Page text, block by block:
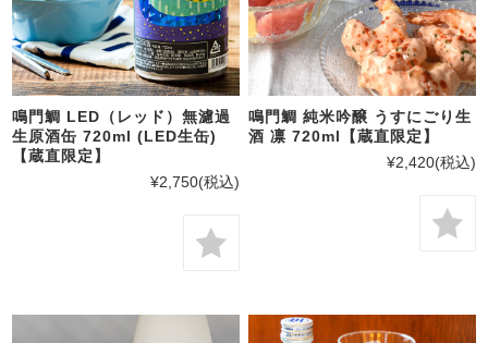
鳴門鯛 LED（レッド）無濾過
生原酒缶 720ml (LED生缶)
【蔵直限定】
¥2,750(税込)
鳴門鯛 純米吟醸 うすにごり生
酒 凛 720ml【蔵直限定】
¥2,420(税込)